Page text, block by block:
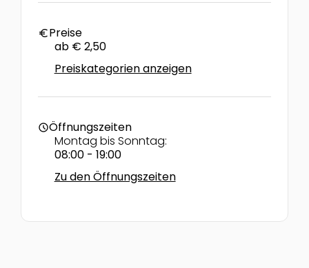
euroPreise
ab € 2,50
Preiskategorien anzeigen
scheduleÖffnungszeiten
Montag bis Sonntag:
08:00 - 19:00
Zu den Öffnungszeiten